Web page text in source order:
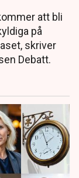
att bli
på
skriver
Debatt.